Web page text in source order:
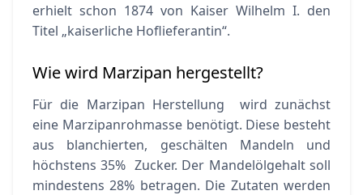
erhielt schon 1874 von Kaiser Wilhelm I. den
Titel „kaiserliche Hoflieferantin“.
Wie wird Marzipan hergestellt?
Für die Marzipan Herstellung wird zunächst
eine Marzipanrohmasse benötigt. Diese besteht
aus blanchierten, geschälten Mandeln und
höchstens 35% Zucker. Der Mandelölgehalt soll
mindestens 28% betragen. Die Zutaten werden